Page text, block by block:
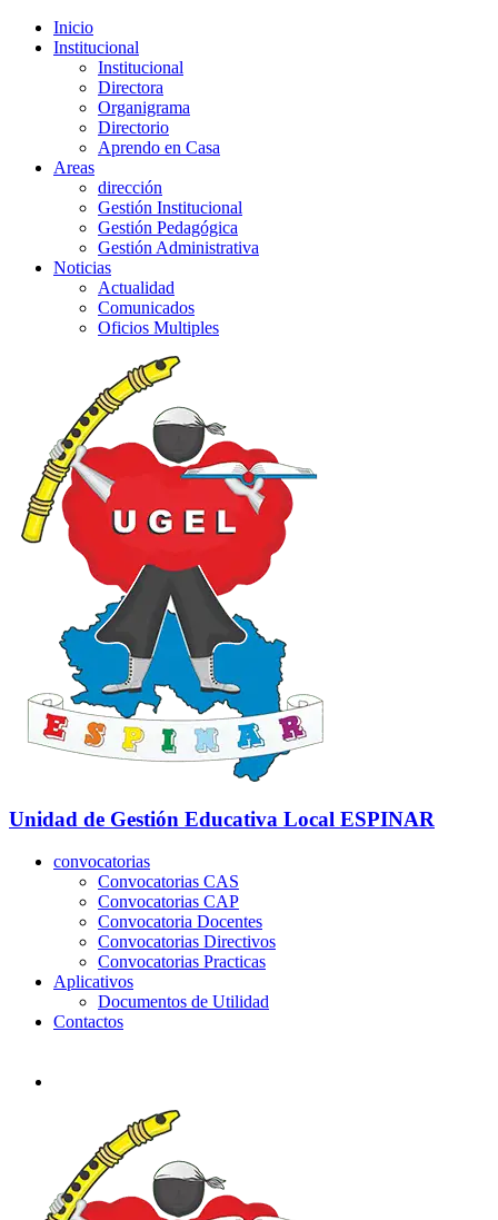
Inicio
Institucional
Institucional
Directora
Organigrama
Directorio
Aprendo en Casa
Areas
dirección
Gestión Institucional
Gestión Pedagógica
Gestión Administrativa
Noticias
Actualidad
Comunicados
Oficios Multiples
Unidad de Gestión Educativa Local ESPINAR
convocatorias
Convocatorias CAS
Convocatorias CAP
Convocatoria Docentes
Convocatorias Directivos
Convocatorias Practicas
Aplicativos
Documentos de Utilidad
Contactos